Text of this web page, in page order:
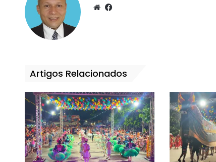
We
Artigos Relacionados